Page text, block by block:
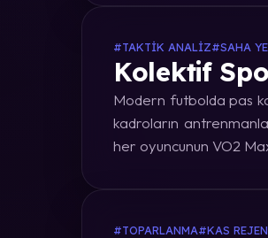
#TAKTIK ANALIZ#SAHA
Kolektif
Modern futbolda pas
kadroların
her oyuncunun VO2
#TOPARLANMA#KAS